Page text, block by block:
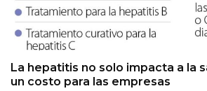
La hepatitis no solo impacta a la
un costo para las empresas